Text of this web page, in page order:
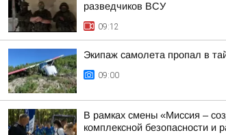
разведчиков ВСУ
09:12
Экипаж самолета пропал в
09:00
В рамках смены «Миссия –
комплексной безопасности и